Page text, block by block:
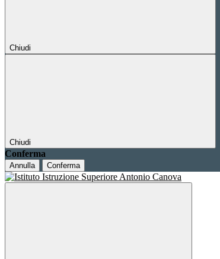
Chiudi
Chiudi
Conferma
Annulla Conferma